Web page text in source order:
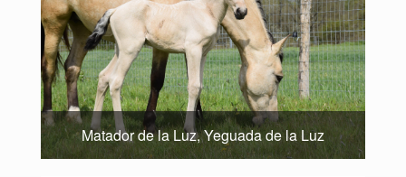
Matador de la Luz, Yeguada de la Luz